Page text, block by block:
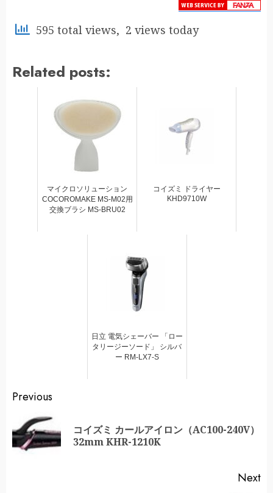
595 total views, 2 views today
Related posts:
マイクロソリューション
COCOROMAKE MS-M02用
交換ブラシ MS-BRU02
コイズミ ドライヤー
KHD9710W
日立 電気シェーバー 「ロー
タリージーソード」 シルバ
ー RM-LX7-S
Continue
Reading
Previous
コイズミ カールアイロン（AC100-240V）
32mm KHR-1210K
Next